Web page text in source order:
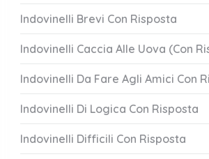
Indovinelli Brevi Con Risposta
Indovinelli Caccia Alle Uova (Con
Indovinelli Da Fare Agli Amici Con
Indovinelli Di Logica Con Risposta
Indovinelli Difficili Con Risposta